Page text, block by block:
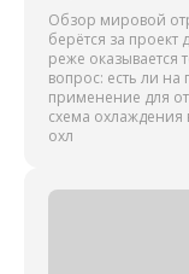
Обзор мировой отрасли Для инженера,
берётся за
реже оказывается
вопрос: есть ли на
применение для
схема
охл